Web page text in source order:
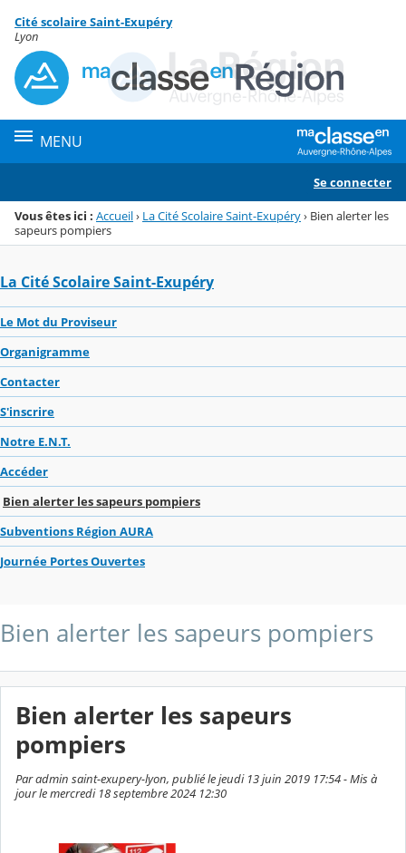
Menu de la rubrique
Contenu
Cité scolaire Saint-Exupéry
Lyon
MENU
Se connecter
Vous êtes ici : Accueil› La Cité Scolaire Saint-Exupéry› Bien alerter les
sapeurs pompiers
La Cité Scolaire Saint-Exupéry
Le Mot du Proviseur
Organigramme
Contacter
S'inscrire
Notre E.N.T.
Accéder
Bien alerter les sapeurs pompiers
Subventions Région AURA
Journée Portes Ouvertes
Bien alerter les sapeurs pompiers
Bien alerter les sapeurs
pompiers
Par admin saint-exupery-lyon, publié le jeudi 13 juin 2019 17:54 - Mis à
jour le mercredi 18 septembre 2024 12:30